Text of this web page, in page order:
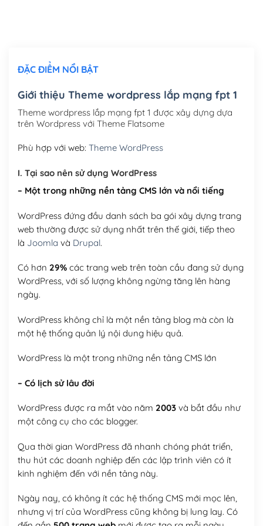
Mua thêm Host + Tên miền
Tên miền quốc tế .com .net .org (1 năm)
(+300,000₫)
Tên miền Việt Nam .vn (1 năm) (+550,000₫)
Hosting 5GB SSD (1 năm)
ĐẶC ĐIỂM NỔI BẬT
Giới thiệu Theme wordpress lắp mạng fpt 1
Theme wordpress lắp mạng fpt 1 được xây dựng dựa
trên Wordpress với Theme Flatsome
Phù hợp với web: Theme WordPress
I. Tại sao nên sử dụng WordPress
– Một trong những nền tảng CMS lớn và nổi tiếng
WordPress đứng đầu danh sách ba gói xây dựng trang
web thường được sử dụng nhất trên thế giới, tiếp theo
là Joomla và Drupal.
Có hơn 29%các trang web trên toàn cầu đang sử dụng
WordPress, với số lượng không ngừng tăng lên hàng
ngày.
WordPress không chỉ là một nền tảng blog mà còn là
một hệ thống quản lý nội dung hiệu quả.
WordPress là một trong những nền tảng CMS lớn
– Có lịch sử lâu đời
WordPress được ra mắt vào năm 2003và bắt đầu như
một công cụ cho các blogger.
Qua thời gian WordPress đã nhanh chóng phát triển,
thu hút các doanh nghiệp đến các lập trình viên có ít
kinh nghiệm đến với nền tảng này.
Ngày nay, có không ít các hệ thống CMS mới mọc lên,
nhưng vị trí của WordPress cũng không bị lung lay. Có